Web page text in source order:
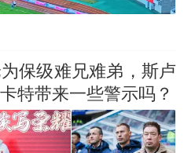
保级难兄难弟，斯卢
特带来一些警示吗？